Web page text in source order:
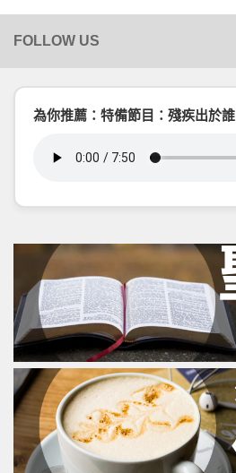
為你推薦：特備節目：殘疾出於誰